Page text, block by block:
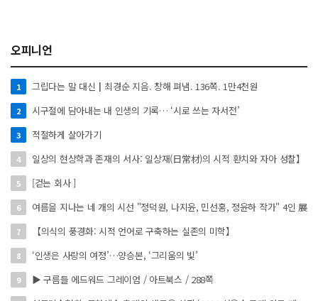
오피니언
1 그립다는 말 대신┃최경순 지음. 창해 펴냄. 136쪽. 1만4천원
2 시구절에 담아내는 내 인생의 기록… ‘시로 쓰는 자서전’
3 적절하게 살아가기
4 일상의 현상학과 존재의 서사: 일상재(日常材)의 시적 환치와 자아 성찰】
5 [걷는 회사 ]
6 여름을 지나는 네 개의 시선 "정덕원, 나지윤, 민선홍, 정윤하 작가" 4인 展
7 【의식의 풍경화: 시적 언어로 구축하는 실존의 미학】
8 ‘인생은 사랑의 여정’…양승본, ‘그리움의 빛’
9 ▶ 구름들 에드워드 그레이엄 / 아트북스 / 288쪽